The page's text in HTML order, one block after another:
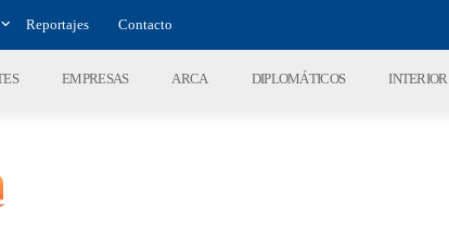
Reportajes Contacto
EMPRESAS ARCA DIPLOMÁTICOS INTERIOR